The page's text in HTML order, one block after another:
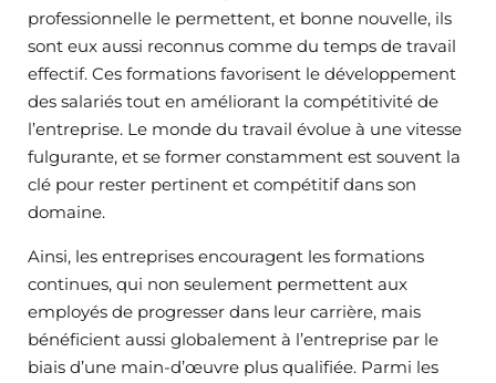
professionnelle le permettent, et bonne nouvelle, ils
sont eux aussi reconnus comme du temps de travail
effectif. Ces formations favorisent le développement
des salariés tout en améliorant la compétitivité de
l’entreprise. Le monde du travail évolue à une vitesse
fulgurante, et se former constamment est souvent la
clé pour rester pertinent et compétitif dans son
domaine.
Ainsi, les entreprises encouragent les formations
continues, qui non seulement permettent aux
employés de progresser dans leur carrière, mais
bénéficient aussi globalement à l’entreprise par le
biais d’une main-d’œuvre plus qualifiée. Parmi les